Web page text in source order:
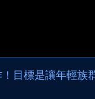
目標是讓年輕族